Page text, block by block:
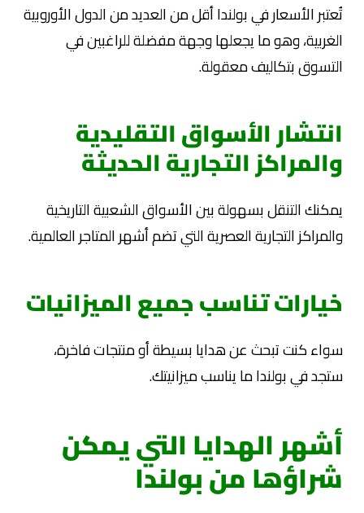
تُعتبر الأسعار في بولندا أقل من العديد من الدول الأوروبية
الغربية، وهو ما يجعلها وجهة مفضلة للراغبين في
التسوق بتكاليف معقولة.
انتشار الأسواق التقليدية
والمراكز التجارية الحديثة
يمكنك التنقل بسهولة بين الأسواق الشعبية التاريخية
والمراكز التجارية العصرية التي تضم أشهر المتاجر العالمية.
خيارات تناسب جميع الميزانيات
سواء كنت تبحث عن هدايا بسيطة أو منتجات فاخرة،
ستجد في بولندا ما يناسب ميزانيتك.
أشهر الهدايا التي يمكن
شراؤها من بولندا